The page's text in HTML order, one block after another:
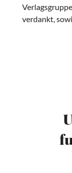
verdankt,